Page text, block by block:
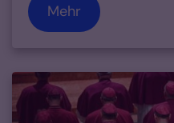
Mehr